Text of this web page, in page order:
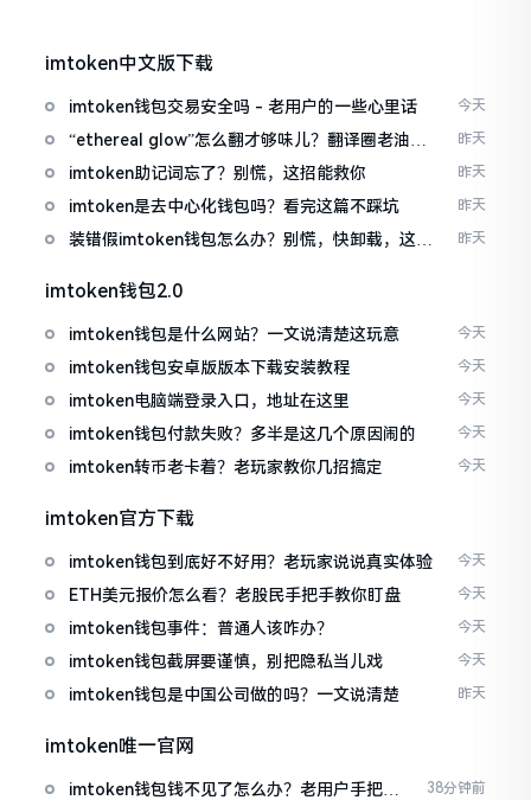
imtoken中文版下载
imtoken钱包交易安全吗 - 老用户的一些心里话 今天
“ethereal glow”怎么翻才够味儿？翻译圈老油条
的私房话
昨天
imtoken助记词忘了？别慌，这招能救你 昨天
imtoken是去中心化钱包吗？看完这篇不踩坑 昨天
装错假imtoken钱包怎么办？别慌，快卸载，这几
昨天
imtoken钱包2.0
imtoken钱包是什么网站？一文说清楚这玩意 今天
imtoken钱包安卓版版本下载安装教程 今天
imtoken电脑端登录入口，地址在这里 今天
imtoken钱包付款失败？多半是这几个原因闹的 今天
imtoken转币老卡着？老玩家教你几招搞定 今天
imtoken官方下载
imtoken钱包到底好不好用？老玩家说说真实体验 今天
ETH美元报价怎么看？老股民手把手教你盯盘 今天
imtoken钱包事件：普通人该咋办？ 今天
imtoken钱包截屏要谨慎，别把隐私当儿戏 今天
imtoken钱包是中国公司做的吗？一文说清楚 昨天
imtoken唯一官网
imtoken钱包钱不见了怎么办？老用户手把手
38分钟前